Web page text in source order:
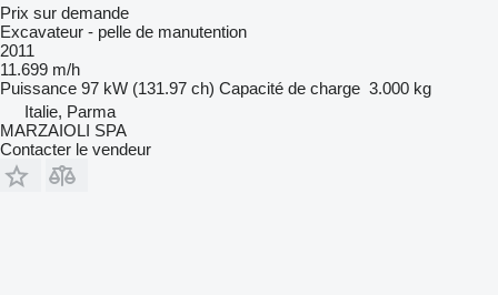
Prix sur demande
Excavateur - pelle de manutention
2011
11.699 m/h
Puissance 97 kW (131.97 ch) Capacité de charge 3.000 kg
Italie, Parma
MARZAIOLI SPA
Contacter le vendeur